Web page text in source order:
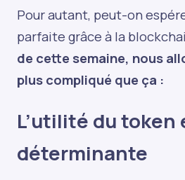
Pour autant, peut-on
parfaite grâce à la
de cette semaine, nous
plus compliqué que ça :
L’utilité du token
déterminante